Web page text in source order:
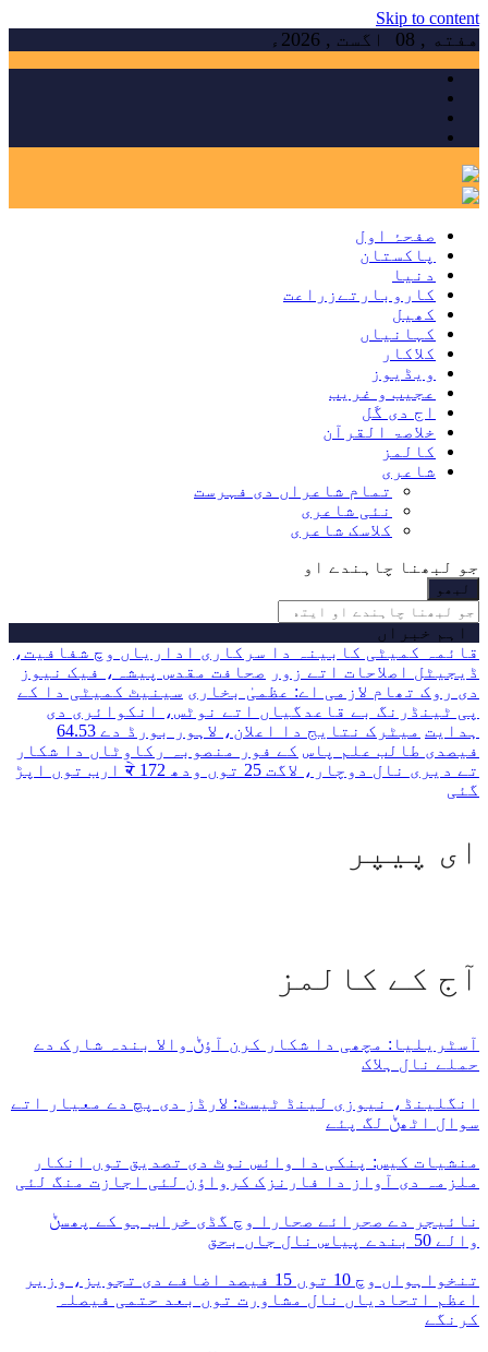
Skip to content
هفته , 08 اگست , 2026ء
صفحۂ اول
پاکستان
دنیا
کاروبارتےزراعت
کھیل
کہانیاں
کلاکار
ویڈیوز
عجیب و غریب
اج دی گَل
خلاصۃ القرآن
کالمز
شاعری
تمام شاعراں دی فہرست
نئی شاعری
کلاسک شاعری
جو لبھنا چاہندے او
اہم خبراں
قائمہ کمیٹی کابینہ دا سرکاری اداریاں وچ شفافیت،
ڈیجیٹل اصلاحات اتے زور
صحافت مقدس پیشہ، فیک نیوز
دی روک تھام لازمی اے: عظمیٰ بخاری سینیٹ کمیٹی دا کے
پی ٹینڈرنگ بے قاعدگیاں اتے نوٹس، انکوائری دی
ہدایت
میٹرک نتایج دا اعلان، لاہور بورڈ دے 64.53
فیصدی طالب علم پاس کے فور منصوبہ رکاوٹاں دا شکار
تے دیری نال دوچار، لاگت 25 توں ودھ ਕੇ 172 ارب توں اپڑ
گئی
ای پیپر
آج کے کالمز
آسٹریلیا: مچھی دا شکار کرن آؤݨ والا بندہ شارک دے
حملے نال ہلاک
انگلینڈ، نیوزی لینڈ ٹیسٹ: لارڈز دی پچ دے معیار اتے
سوال اٹھݨ لگ پئے
منشیات کیس: پنکی دا وائس نوٹ دی تصدیق توں انکار
ملزمہ دی آواز دا فارنزک کرواؤن لئی اجازت منگ لئی
نائیجر دے صحرائے صحارا وچ گڈی خراب ہو کے پھسݨ
والے 50 بندے پیاس نال جاں بحق
تنخواہواں وچ 10 توں 15 فیصد اضافے دی تجویز، وزیر
اعظم اتحادیاں نال مشاورت توں بعد حتمی فیصلہ
کرنگے